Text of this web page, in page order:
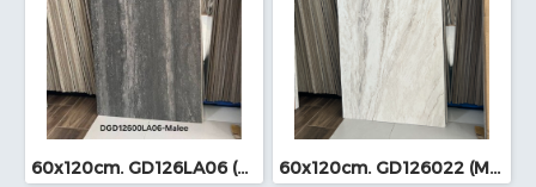
60x120cm. GD126LA06 (MO) 60x120cm. GD126022 (MO)